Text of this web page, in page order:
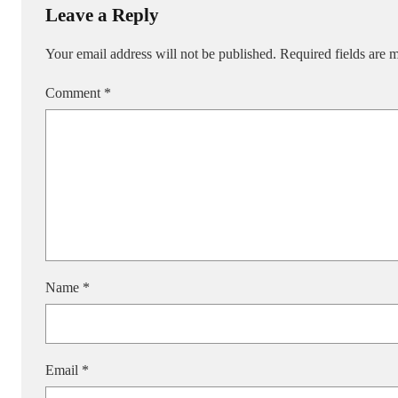
Leave a Reply
Your email address will not be published. Required fields are
Comment *
Name *
Email *